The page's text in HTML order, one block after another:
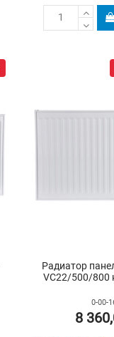
Радиатор
VC22/500/800
0-00-
8